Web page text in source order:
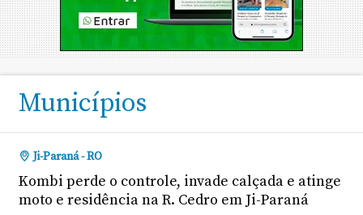
Municípios
Ji-Paraná - RO
Kombi perde o controle, invade calçada e atinge
moto e residência na R. Cedro em Ji-Paraná